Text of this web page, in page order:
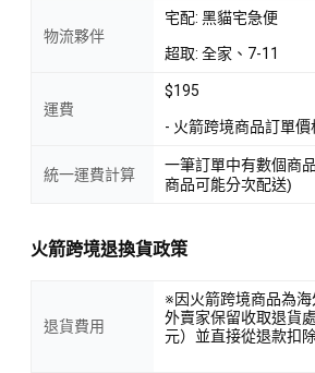
物流夥伴
宅配: 黑貓宅急便
超取: 全家、7-11
運費
$195
- 火箭跨境商品訂單
統一運費計算
一筆訂單中有數個商
商品可能分次配送)
火箭跨境退換貨政策
退貨費用
※因火箭跨境商品為
外賣家保留收取退貨
元）並直接從退款扣